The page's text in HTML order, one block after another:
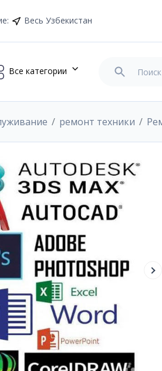
: Весь Узбекистан
Все категории
ремонт техники